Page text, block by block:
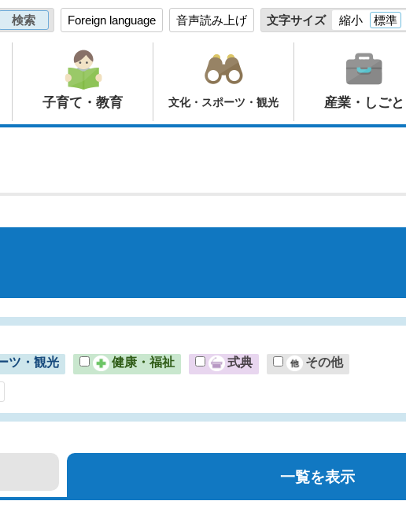
Foreign language 音声読み上げ 文字サイズ 縮小 標準
子育て・教育 文化・スポーツ・観光 産業・しごと
ツ・観光 健康・福祉 式典 その他
一覧を表示